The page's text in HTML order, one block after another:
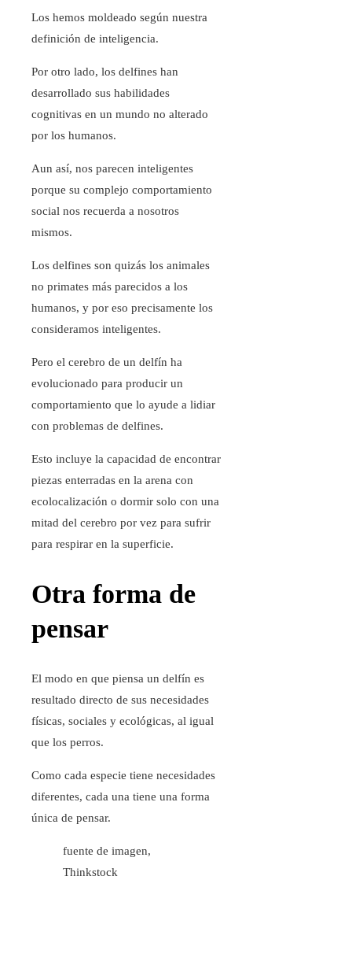
Los hemos moldeado según nuestra
definición de inteligencia.
Por otro lado, los delfines han
desarrollado sus habilidades
cognitivas en un mundo no alterado
por los humanos.
Aun así, nos parecen inteligentes
porque su complejo comportamiento
social nos recuerda a nosotros
mismos.
Los delfines son quizás los animales
no primates más parecidos a los
humanos, y por eso precisamente los
consideramos inteligentes.
Pero el cerebro de un delfín ha
evolucionado para producir un
comportamiento que lo ayude a lidiar
con problemas de delfines.
Esto incluye la capacidad de encontrar
piezas enterradas en la arena con
ecolocalización o dormir solo con una
mitad del cerebro por vez para sufrir
para respirar en la superficie.
Otra forma de
pensar
El modo en que piensa un delfín es
resultado directo de sus necesidades
físicas, sociales y ecológicas, al igual
que los perros.
Como cada especie tiene necesidades
diferentes, cada una tiene una forma
única de pensar.
fuente de imagen,
Thinkstock